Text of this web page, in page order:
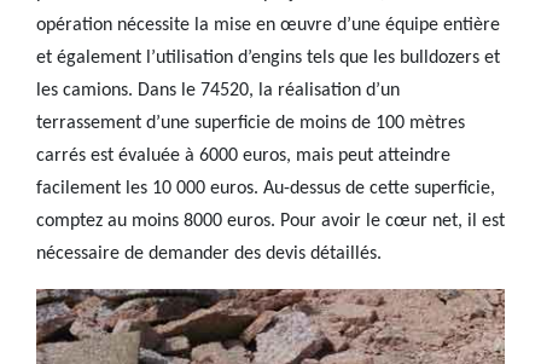
opération nécessite la mise en œuvre d’une équipe entière
et également l’utilisation d’engins tels que les bulldozers et
les camions. Dans le 74520, la réalisation d’un
terrassement d’une superficie de moins de 100 mètres
carrés est évaluée à 6000 euros, mais peut atteindre
facilement les 10 000 euros. Au-dessus de cette superficie,
comptez au moins 8000 euros. Pour avoir le cœur net, il est
nécessaire de demander des devis détaillés.